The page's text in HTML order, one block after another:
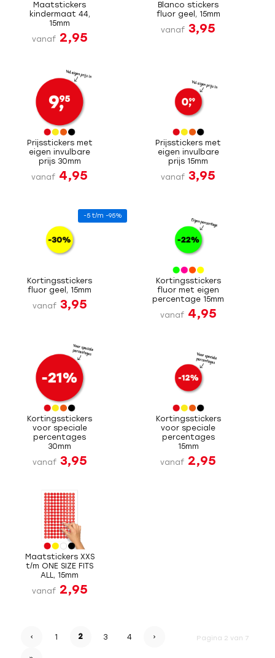
Maatstickers
kindermaat 44,
15mm
vanaf 2,95
Blanco stickers
fluor geel, 15mm
vanaf 3,95
Prijsstickers met
eigen invulbare
prijs 30mm
vanaf 4,95
Prijsstickers met
eigen invulbare
prijs 15mm
vanaf 3,95
-5 t/m -95%
Kortingsstickers
fluor geel, 15mm
vanaf 3,95
Kortingsstickers
fluor met eigen
percentage 15mm
vanaf 4,95
Kortingsstickers
voor speciale
percentages
30mm
vanaf 3,95
Kortingsstickers
voor speciale
percentages
15mm
vanaf 2,95
Maatstickers XXS
t/m ONE SIZE FITS
ALL, 15mm
vanaf 2,95
Pagina 2 van 7
‹ 1 2 3 4 ›